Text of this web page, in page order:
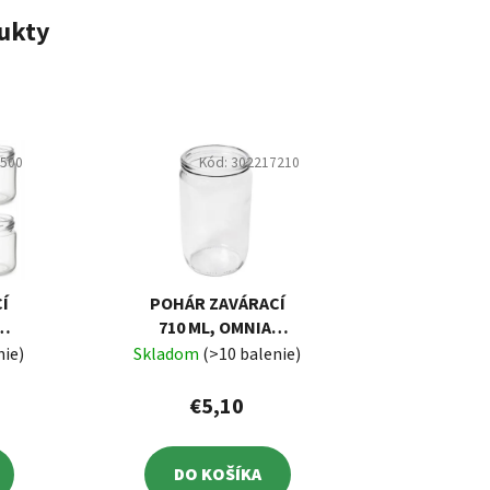
POHÁR ZAVÁRACÍ
710 ML, OMNIA,
ZATLÁČACÍ, BEZ
10 KS
Skladom (>10 balenie)
€5,10
DO KOŠÍKA
Kód: 302217210